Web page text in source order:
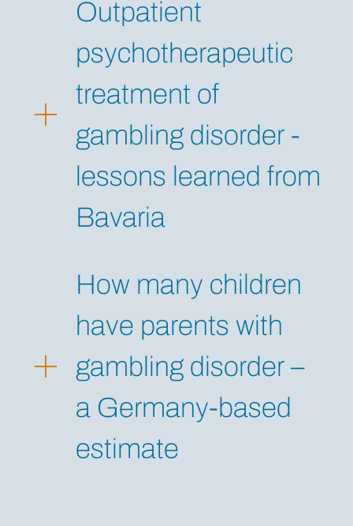
Outpatient
psychotherapeutic
treatment of
gambling disorder -
lessons learned from
Bavaria
How many children
have parents with
gambling disorder –
a Germany-based
estimate